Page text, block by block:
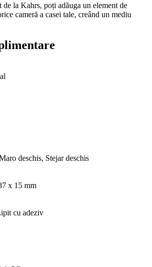
la Kahrs, poți adăuga un element de
cameră a casei tale, creând un mediu
deschis, Stejar deschis
x 15 mm
cu adeziv